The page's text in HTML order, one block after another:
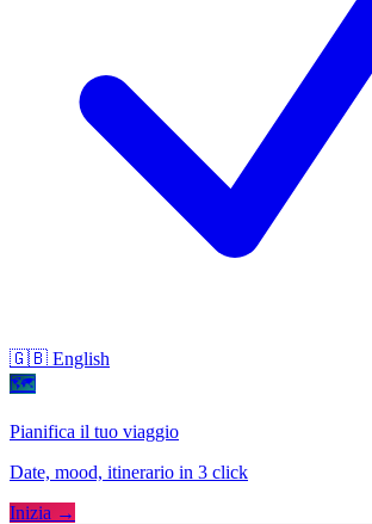
🇬🇧 English
🗺
Pianifica il tuo viaggio
Date, mood, itinerario in 3 click
Inizia →